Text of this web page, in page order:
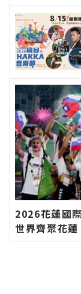
2026花蓮國
世界齊聚花
世界看見臺
站各類新聞